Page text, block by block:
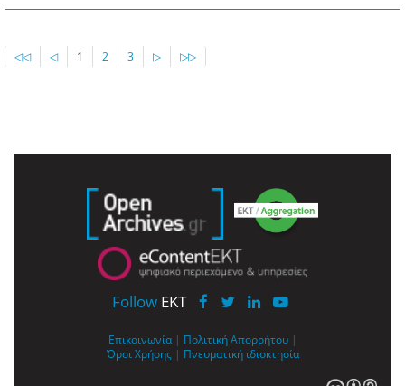
◁◁ ◁ 1 2 3 ▷ ▷▷
Follow EKT
Επικοινωνία | Πολιτική Απορρήτου |
Όροι Χρήσης | Πνευματική ιδιοκτησία